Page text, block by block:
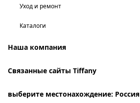
Уход и ремонт
Каталоги
Наша компания
Связанные сайты Tiffany
выберите местонахождение: Россия